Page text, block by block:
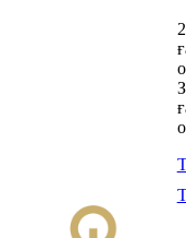
туралы